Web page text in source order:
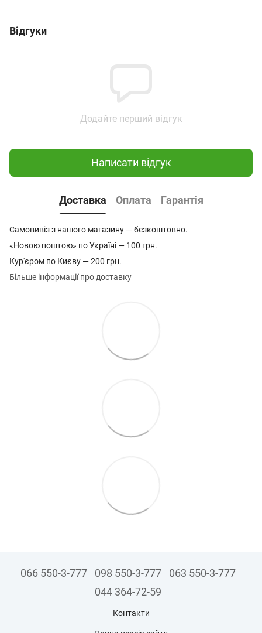
Відгуки
Додайте перший відгук
Написати відгук
Доставка Оплата Гарантія
Самовивіз з нашого магазину — безкоштовно.
«Новою поштою» по Україні — 100 грн.
Кур'єром по Києву — 200 грн.
Більше інформації про доставку
066 550-3-777 098 550-3-777
063 550-3-777
044 364-72-59
Контакти